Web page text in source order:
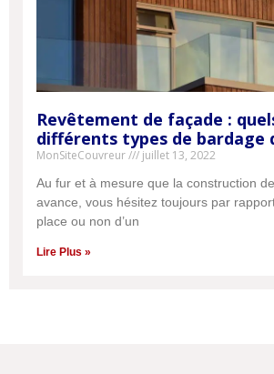
Revêtement de façade :
différents types de bardage
MonSiteCouvreur juillet 13, 2022
Au fur et à mesure que la construction
avance, vous hésitez toujours par
place ou non d’un
Lire Plus »
ON VOUS
dessous et on vous rappellera
ME FAIRE RAPPELER
Disponible Lundi - Dimanche:
Une question ? Un
ON VOUS
Inscrivez votre numéro de téléphone ci-
ME FAIRE